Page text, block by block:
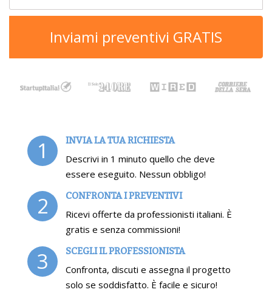
Inviami preventivi GRATIS
1 INVIA LA TUA RICHIESTA
Descrivi in 1 minuto quello che deve
essere eseguito. Nessun obbligo!
2 CONFRONTA I PREVENTIVI
Ricevi offerte da professionisti italiani. È
gratis e senza commissioni!
3 SCEGLI IL PROFESSIONISTA
Confronta, discuti e assegna il progetto
solo se soddisfatto. È facile e sicuro!